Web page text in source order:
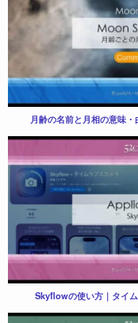
月齢の名前と月相の意味
Skyflowの使い方｜タイ